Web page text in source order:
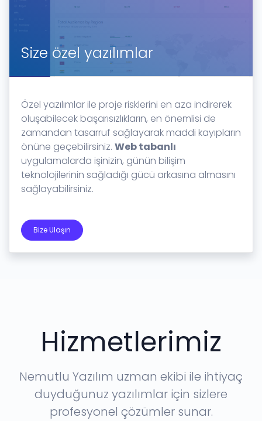
Size özel yazılımlar
Özel yazılımlar ile proje risklerini en aza indirerek
oluşabilecek başarısızlıkların, en önemlisi de
zamandan tasarruf sağlayarak maddi kayıpların
önüne geçebilirsiniz. Web tabanlı
uygulamalarda işinizin, günün bilişim
teknolojilerinin sağladığı gücü arkasına almasını
sağlayabilirsiniz.
Bize Ulaşın
Hizmetlerimiz
Nemutlu Yazılım uzman ekibi ile ihtiyaç
duyduğunuz yazılımlar için sizlere
profesyonel çözümler sunar.